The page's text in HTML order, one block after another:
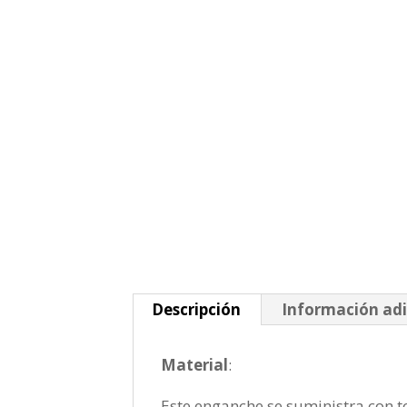
Descripción Información
Material: